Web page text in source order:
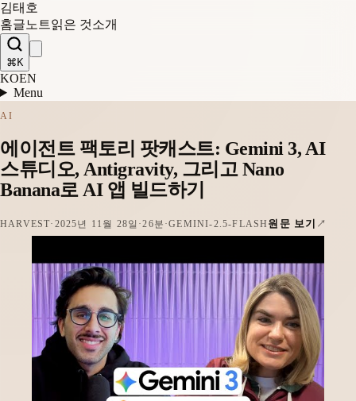
김태호
홈글 노트읽은 것소개
⌘K
KOEN
Menu
AI
에이전트 팩토리 팟캐스트: Gemini 3, AI
스튜디오, Antigravity, 그리고 Nano
Banana로 AI 앱 빌드하기
HARVEST· 2025년 11월 28일 ·26분 ·GEMINI-2.5-FLASH 원문 보기